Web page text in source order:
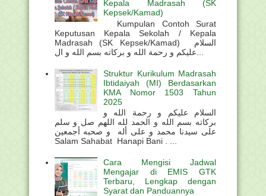
Kepala Madrasah (SK
Kepsek/Kamad)
Kumpulan Contoh Surat
Keputusan Kepala Sekolah / Kepala
Madrasah (SK Kepsek/Kamad) السلام
Struktur Kurikulum Madrasah
Ibtidaiyah (MI) Berdasarkan
KMA Nomor 1503 Tahun
2025
السلام عليكم و رحمة الله و
بركاته بسم الله و الحمد لله اللهم صل و سلم
على سيدنا محمد و على أله و صحبه أجمعين
Salam Sahabat Hanapi Bani . ...
Cara Mengisi Jadwal
Mengajar di EMIS GTK
Terbaru, Lengkap dengan
Syarat dan Panduannya